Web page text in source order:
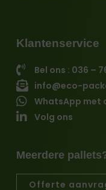
Klantenservice
Bel ons : 036 –
info@eco-
WhatsApp met
Volg ons
Meerdere
Offerte